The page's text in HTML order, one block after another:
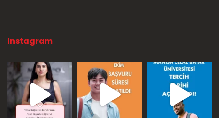
Instagram